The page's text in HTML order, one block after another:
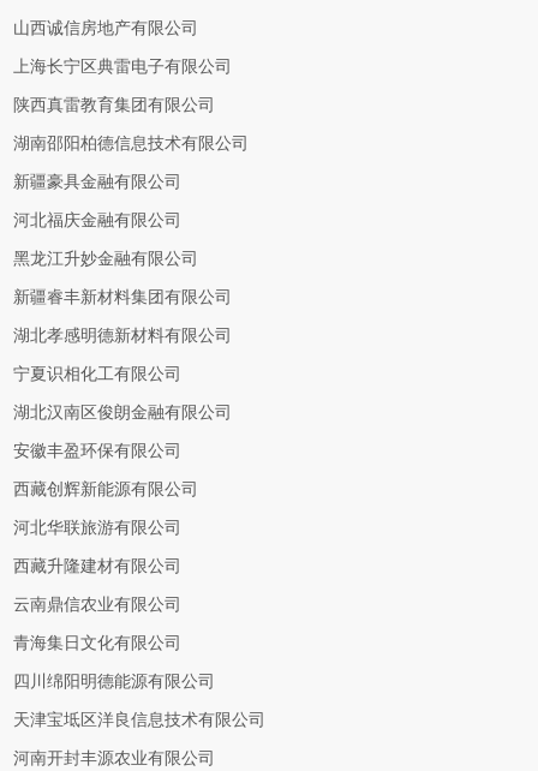
山西诚信房地产有限公司
上海长宁区典雷电子有限公司
陕西真雷教育集团有限公司
湖南邵阳柏德信息技术有限公司
新疆豪具金融有限公司
河北福庆金融有限公司
黑龙江升妙金融有限公司
新疆睿丰新材料集团有限公司
湖北孝感明德新材料有限公司
宁夏识相化工有限公司
湖北汉南区俊朗金融有限公司
安徽丰盈环保有限公司
西藏创辉新能源有限公司
河北华联旅游有限公司
西藏升隆建材有限公司
云南鼎信农业有限公司
青海集日文化有限公司
四川绵阳明德能源有限公司
天津宝坻区洋良信息技术有限公司
河南开封丰源农业有限公司